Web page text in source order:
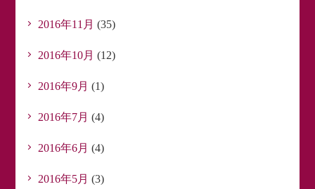
2016年11月 (35)
2016年10月 (12)
2016年9月 (1)
2016年7月 (4)
2016年6月 (4)
2016年5月 (3)